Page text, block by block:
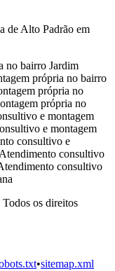
de Alto Padrão em
no bairro Jardim
própria no bairro
própria no
própria no
e montagem
e montagem
consultivo e
Atendimento consultivo
consultivo
os direitos
•sitemap.xml